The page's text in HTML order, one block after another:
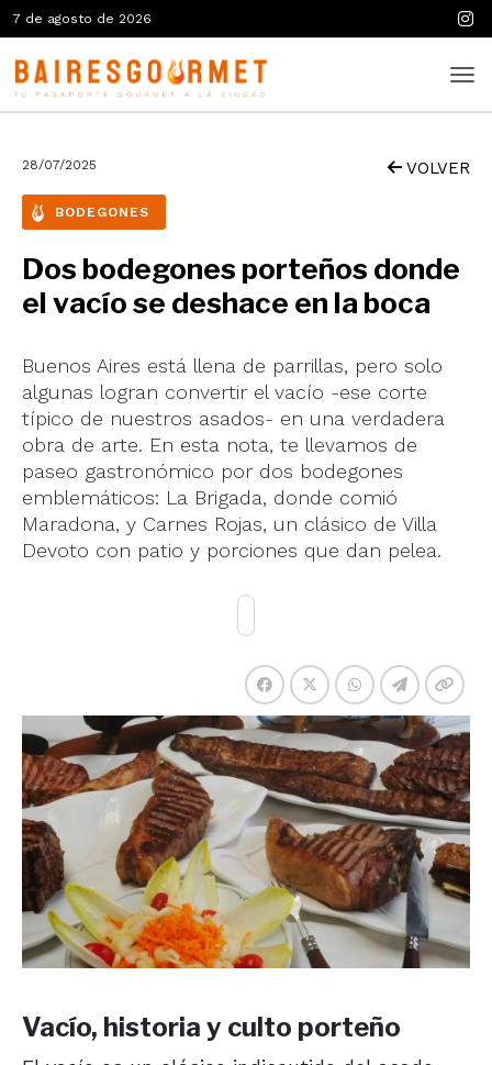
7 de agosto de 2026
28/07/2025 VOLVER
BODEGONES
Dos bodegones porteños donde
el vacío se deshace en la boca
Buenos Aires está llena de parrillas, pero solo
algunas logran convertir el vacío -ese corte
típico de nuestros asados- en una verdadera
obra de arte. En esta nota, te llevamos de
paseo gastronómico por dos bodegones
emblemáticos: La Brigada, donde comió
Maradona, y Carnes Rojas, un clásico de Villa
Devoto con patio y porciones que dan pelea.
Vacío, historia y culto porteño